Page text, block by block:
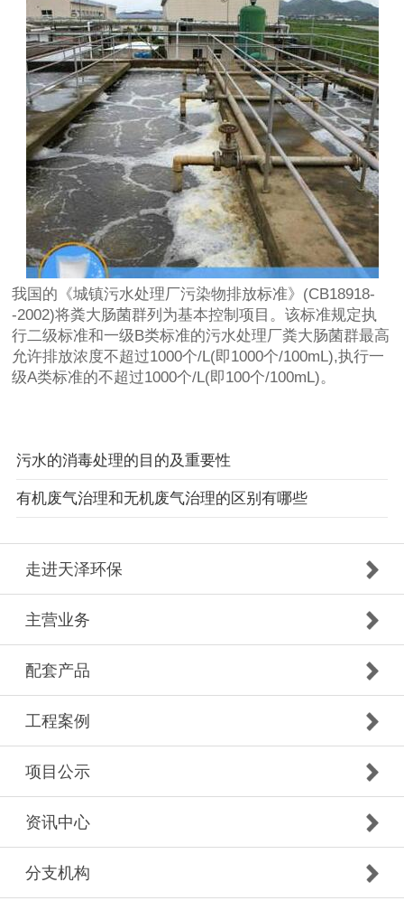
我国的《城镇污水处理厂污染物排放标准》(CB18918-
-2002)将粪大肠菌群列为基本控制项目。该标准规定执
行二级标准和一级B类标准的污水处理厂粪大肠菌群最高
允许排放浓度不超过1000个/L(即1000个/100mL),执行一
级A类标准的不超过1000个/L(即100个/100mL)。
污水的消毒处理的目的及重要性
有机废气治理和无机废气治理的区别有哪些
走进天泽环保
主营业务
配套产品
工程案例
项目公示
资讯中心
分支机构